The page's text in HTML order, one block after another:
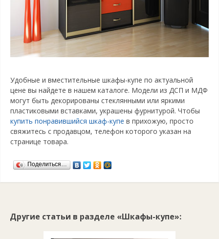
Удобные и вместительные шкафы-купе по актуальной
цене вы найдете в нашем каталоге. Модели из ДСП и МДФ
могут быть декорированы стеклянными или яркими
пластиковыми вставками, украшены фурнитурой. Чтобы
купить понравившийся шкаф-купе в прихожую, просто
свяжитесь с продавцом, телефон которого указан на
странице товара.
Поделиться…
Другие статьи в разделе «Шкафы-купе»: